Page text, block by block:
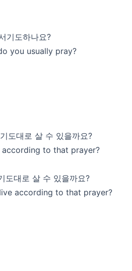
기도하나요?
you usually pray?
도대로 살 수 있을까요?
to that prayer?
도대로 살 수 있을까요?
according to that prayer?